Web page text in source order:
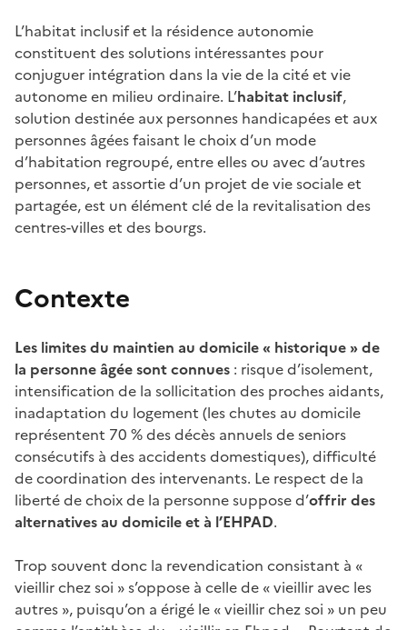
L’habitat inclusif et la résidence autonomie
constituent des solutions intéressantes pour
conjuguer intégration dans la vie de la cité et vie
autonome en milieu ordinaire. L’habitat inclusif,
solution destinée aux personnes handicapées et aux
personnes âgées faisant le choix d’un mode
d’habitation regroupé, entre elles ou avec d’autres
personnes, et assortie d’un projet de vie sociale et
partagée, est un élément clé de la revitalisation des
centres-villes et des bourgs.
Contexte
Les limites du maintien au domicile « historique » de
la personne âgée sont connues : risque d’isolement,
intensification de la sollicitation des proches aidants,
inadaptation du logement (les chutes au domicile
représentent 70 % des décès annuels de seniors
consécutifs à des accidents domestiques), difficulté
de coordination des intervenants. Le respect de la
liberté de choix de la personne suppose d’offrir des
alternatives au domicile et à l’EHPAD.
Trop souvent donc la revendication consistant à «
vieillir chez soi » s’oppose à celle de « vieillir avec les
autres », puisqu’on a érigé le « vieillir chez soi » un peu